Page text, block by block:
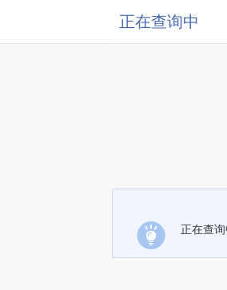
正在查询中
正在查